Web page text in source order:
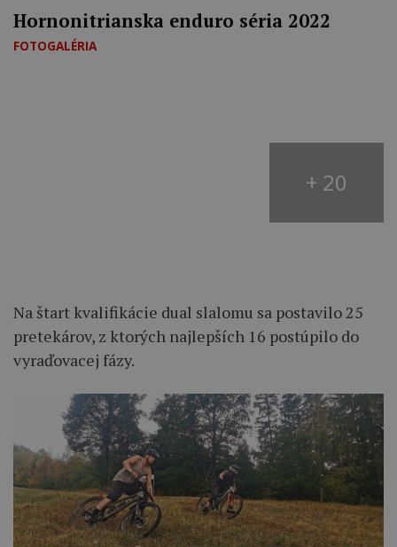
Hornonitrianska enduro séria 2022
FOTOGALÉRIA
+ 20
Na štart kvalifikácie dual slalomu sa postavilo 25
pretekárov, z ktorých najlepších 16 postúpilo do
vyraďovacej fázy.